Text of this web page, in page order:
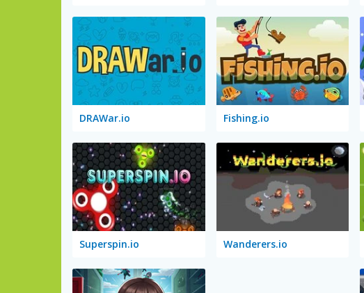
DRAWar.io Fishing.io
Superspin.io Wanderers.io